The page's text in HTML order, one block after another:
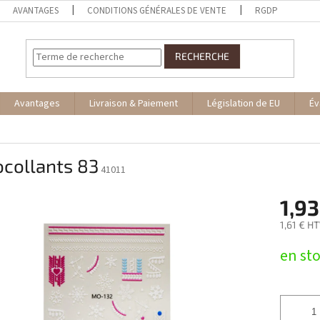
AVANTAGES CONDITIONS GÉNÉRALES DE VENTE RGDP
RECHERCHE
Avantages Livraison & Paiement Législation de EU
83 41011
1,61 €
de
en